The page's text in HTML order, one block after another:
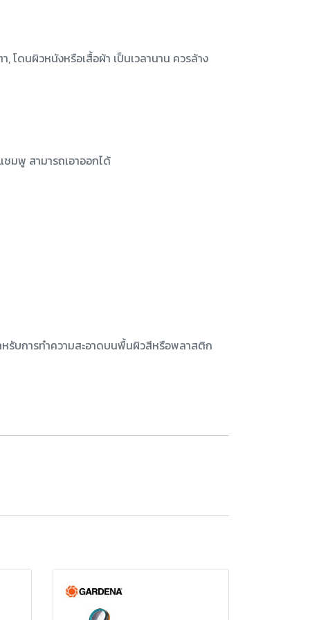
โดนผิวหนังหรือเสื้อผ้า เป็นเวลานาน ควรล้าง
มพู สามารถเอาออกได้
รับการทำความสะอาดบนพื้นผิวสีหรือพลาสติก